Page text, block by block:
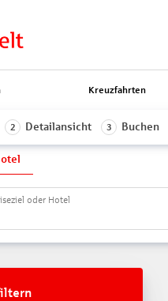
Kreuzfahrten
2 Detailansicht 3 Buchen
oder Hotel